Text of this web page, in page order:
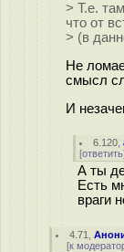
> Т.е.
что от
> (в
Не
смысл
И
6.120 ,
[ответить
А ты
Есть
враги
4.71 ,
[к